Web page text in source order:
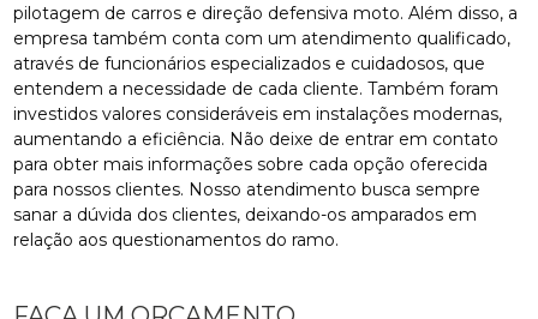
pilotagem de carros e direção defensiva moto. Além disso, a
empresa também conta com um atendimento qualificado,
através de funcionários especializados e cuidadosos, que
entendem a necessidade de cada cliente. Também foram
investidos valores consideráveis em instalações modernas,
aumentando a eficiência. Não deixe de entrar em contato
para obter mais informações sobre cada opção oferecida
para nossos clientes. Nosso atendimento busca sempre
sanar a dúvida dos clientes, deixando-os amparados em
relação aos questionamentos do ramo.